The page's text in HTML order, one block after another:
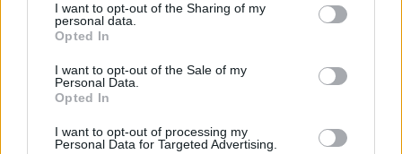
not limited to your visit or usage behaviour. You may click to
grant or deny consent to Google and its third-party tags to
use your data for below specified purposes in below Google
consent section.
I want to opt-out of the Sharing of my
personal data.
Opted In
I want to opt-out of the Sale of my
Personal Data.
Opted In
I want to opt-out of processing my
Personal Data for Targeted Advertising.